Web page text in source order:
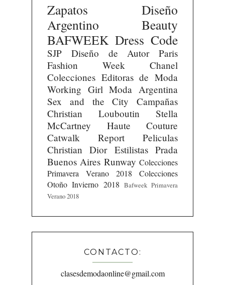
Zapatos
Diseño
Argentino
Beauty
BAFWEEK Dress Code
SJP Diseño de Autor
Paris
Fashion Week
Chanel
Colecciones Editoras de Moda
Working Girl Moda Argentina
Sex and the City
Campañas
Christian Louboutin
Stella
McCartney
Haute Couture
Catwalk Report
Peliculas
Christian Dior Estilistas Prada
Buenos Aires Runway Colecciones
Primavera Verano 2018
Colecciones
Otoño Invierno 2018 Bafweek Primavera
Verano 2018
CONTACTO:
clasesdemodaonline@gmail.com